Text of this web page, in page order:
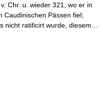
Chr. u. wieder 321, wo er in
Caudinischen Pässen fiel;
nicht ratificirt wurde, diesem…